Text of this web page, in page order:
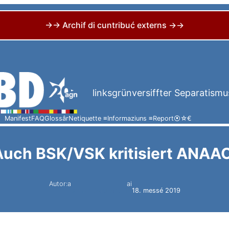
→→ Archif di cuntribuć externs →→
linksgrünversiffter
ManifestFAQGlossârNetiquette ≡Informaziuns ≡Report⦿☆€
BSK/VSK kritisiert
Autor:a
ai
18. messé 2019